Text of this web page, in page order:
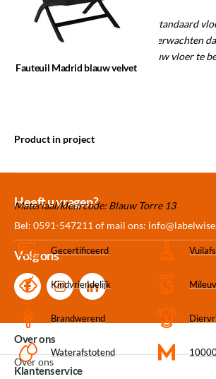
Dit product wordt geleverd met standaard
passen niet op iedere vloer. Wij verwachten
verantwoordelijkheid neemt om uw vloer te
bijpassende vloerbeschermers.
Product in project
Materiaal/kleurcode: Blauw Torre 13
Gecertificeerd
Kindvriendelijk
Brandwerend
Waterafstotend
Fauteuil Madrid blauw velvet
Meer dan 30.000
Heeft u vragen?
Bel: 0591-547211 of mail ons:
Volg ons
Over ons
Over ons
Klantenservice